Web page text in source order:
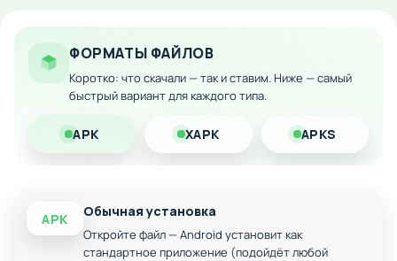
Удаление рекламы и её интерпретаций
Беспрепятственный прогресс без
экономических преград
полной свободой игры без финансовых затрат!
ФОРМАТЫ ФАЙЛОВ
Коротко: что скачали — так и ставим. Ниже — самый
быстрый вариант для каждого типа.
APK XAPK APKS
APK Обычная установка
Откройте файл — Android установит как
стандартное приложение (подойдёт любой